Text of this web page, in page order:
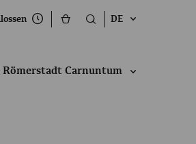
DE
Römerstadt Carnuntum